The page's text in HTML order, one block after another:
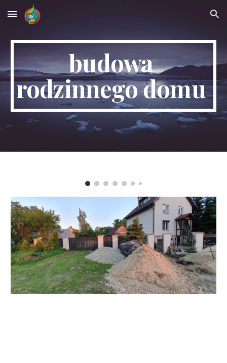
Skip to main content Skip to navigation
budowa
rodzinnego domu